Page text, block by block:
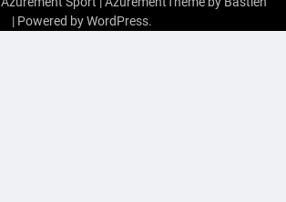
| Powered byWordPress.